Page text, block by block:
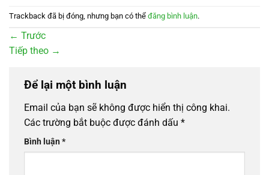
Trackback đã bị đóng, nhưng bạn có thể đăng bình luận.
← Trước
Tiếp theo →
Để lại một bình luận
Email của bạn sẽ không được hiển thị công khai.
Các trường bắt buộc được đánh dấu *
Bình luận*